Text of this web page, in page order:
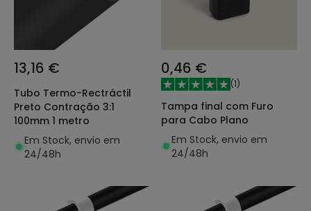
13,16 €
Tubo Termo-Rectráctil
Preto Contração 3:1
100mm 1 metro
Em Stock, envio em
24/48h
0,46 €
(1)
Tampa final com Furo
para Cabo Plano
Em Stock, envio em
24/48h